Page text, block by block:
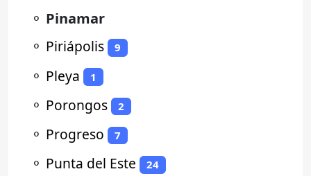
⚬ Pinamar
⚬ Piriápolis 9
⚬ Pleya 1
⚬ Porongos 2
⚬ Progreso 7
⚬ Punta del Este 24